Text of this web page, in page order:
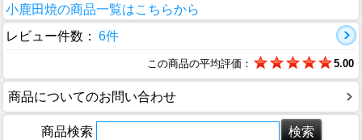
小鹿田焼の商品一覧はこちらから
レビュー件数： 6件
この商品の平均評価： 5.00
商品についてのお問い合わせ
商品検索